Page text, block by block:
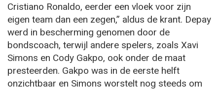
Cristiano Ronaldo, eerder een vloek voor zijn
eigen team dan een zegen,” aldus de krant. Depay
werd in bescherming genomen door de
bondscoach, terwijl andere spelers, zoals Xavi
Simons en Cody Gakpo, ook onder de maat
presteerden. Gakpo was in de eerste helft
onzichtbaar en Simons worstelt nog steeds om